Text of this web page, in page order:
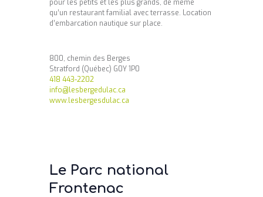
pour les petits et les plus grands, de même
qu’un restaurant familial avec terrasse. Location
d’embarcation nautique sur place.
800, chemin des Berges
Stratford (Québec) G0Y 1P0
418 443-2202
info@lesbergedulac.ca
www.lesbergesdulac.ca
Le Parc national
Frontenac